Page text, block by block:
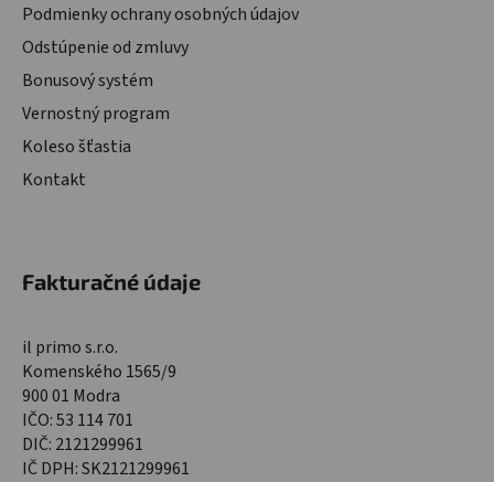
Podmienky ochrany osobných údajov
Odstúpenie od zmluvy
Bonusový systém
Vernostný program
Koleso šťastia
Kontakt
Fakturačné údaje
il primo s.r.o.
Komenského 1565/9
900 01 Modra
IČO: 53 114 701
DIČ: 2121299961
IČ DPH: SK2121299961